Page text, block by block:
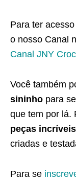
Para ter
o nosso Canal
Canal JNY
Você também
sininho para
que tem por lá.
peças incríveis
criadas e
Para se